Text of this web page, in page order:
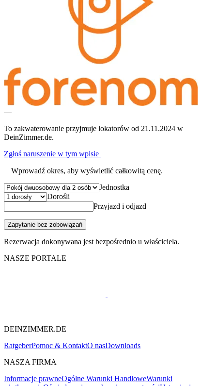
—
To zakwaterowanie przyjmuje lokatorów od 21.11.2024 w
DeinZimmer.de.
Zgłoś naruszenie w tym wpisie
Wprowadź okres, aby wyświetlić całkowitą cenę.
Jednostka
Dorośli
Przyjazd i odjazd
Zapytanie bez zobowiązań
Rezerwacja dokonywana jest bezpośrednio u właściciela.
NASZE PORTALE
DEINZIMMER.DE
RatgeberPomoc & KontaktO nasDownloads
NASZA FIRMA
Informacje prawneOgólne Warunki HandloweWarunki